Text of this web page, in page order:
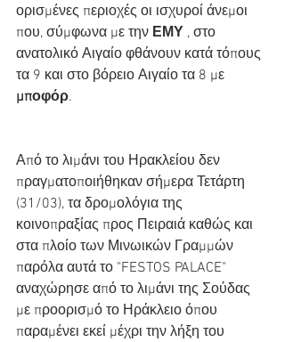
ορισμένες περιοχές οι ισχυροί άνεμοι
που, σύμφωνα με την ΕΜΥ , στο
ανατολικό Αιγαίο φθάνουν κατά τόπους
τα 9 και στο βόρειο Αιγαίο τα 8 με
μποφόρ.
Από το λιμάνι του Ηρακλείου δεν
πραγματοποιήθηκαν σήμερα Τετάρτη
(31/03), τα δρομολόγια της
κοινοπραξίας προς Πειραιά καθώς και
στα πλοίο των Μινωικών Γραμμών
παρόλα αυτά το "FESTOS PALACE"
αναχώρησε από το λιμάνι της Σούδας
με προορισμό το Ηράκλειο όπου
παραμένει εκεί μέχρι την λήξη του